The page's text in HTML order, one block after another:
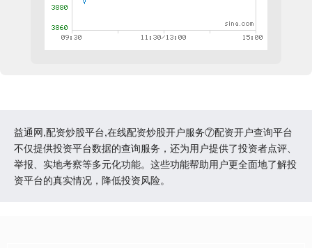
益通网,配资炒股平台,在线配资炒股开户服务⑦配资开户查询平台
不仅提供投资平台数据的查询服务，还为用户提供了投资者点评、
举报、实地考察等多元化功能。这些功能帮助用户更全面地了解投
资平台的真实情况，降低投资风险。